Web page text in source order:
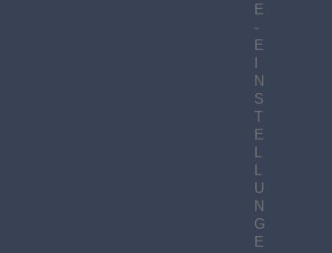
E
-
E
N
S
T
E
U
N
G
E